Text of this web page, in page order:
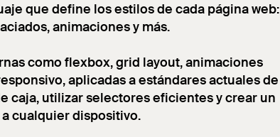
que define los estilos de cada página web:
animaciones y más.
como flexbox, grid layout, animaciones
aplicadas a estándares actuales de
caja, utilizar selectores eficientes y crear un
cualquier dispositivo.